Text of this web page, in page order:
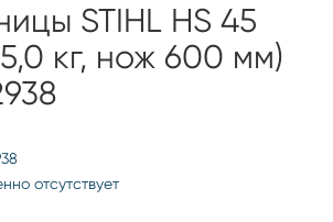
STIHL HS 45
кг, нож 600 мм)
отсутствует